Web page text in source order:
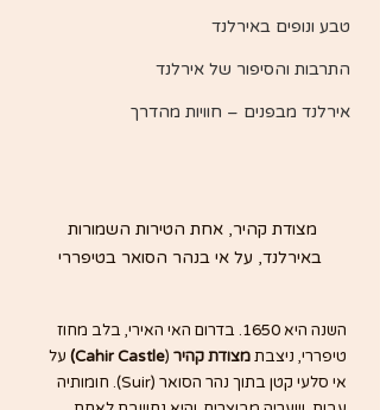
טבע ונופים באירלנד
התרבות והסיפור של אירלנד
אירלנד מבפנים – חוויות מהדרך
מצודת קהיר, אחת הטירות השמורות
באירלנד, על אי בנהר הסואר בטיפררי
השנה היא 1650. בדרום האי האירי, בלב מחוז
טיפררי, ניצבת מצודת קהיר (
Cahir Castle) על
אי סלעי קטן בתוך נהר הסואר (Suir). חומותיה